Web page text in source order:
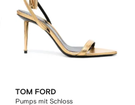
TOM FORD
Pumps mit Schloss